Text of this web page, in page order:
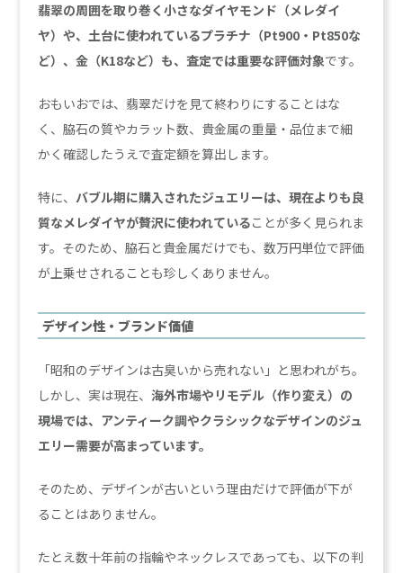
翡翠の周囲を取り巻く小さなダイヤモンド（メレダイ
ヤ）や、土台に使われているプラチナ（Pt900・Pt850な
ど）、金（K18など）も、査定では重要な評価対象です。
おもいおでは、翡翠だけを見て終わりにすることはな
く、脇石の質やカラット数、貴金属の重量・品位まで細
かく確認したうえで査定額を算出します。
特に、バブル期に購入されたジュエリーは、現在よりも良
質なメレダイヤが贅沢に使われていることが多く見られま
す。そのため、脇石と貴金属だけでも、数万円単位で評価
が上乗せされることも珍しくありません。
デザイン性・ブランド価値
「昭和のデザインは古臭いから売れない」と思われがち。
しかし、実は現在、海外市場やリモデル（作り変え）の
現場では、アンティーク調やクラシックなデザインのジュ
エリー需要が高まっています。
そのため、デザインが古いという理由だけで評価が下が
ることはありません。
たとえ数十年前の指輪やネックレスであっても、以下の判